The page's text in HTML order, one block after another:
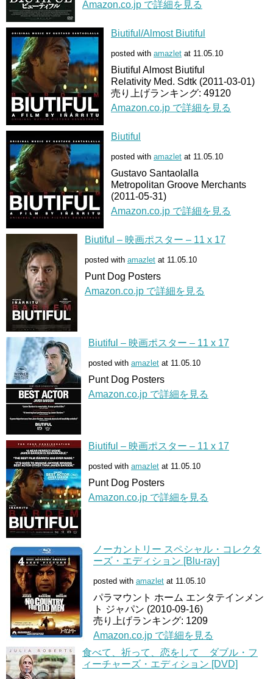
Amazon.co.jp で詳細を見る
Biutiful/Almost Biutiful
posted with amazlet at 11.05.10
Biutiful Almost Biutiful
Relativity Med. Sdtk (2011-03-01)
売り上げランキング: 49120
Amazon.co.jp で詳細を見る
Biutiful
posted with amazlet at 11.05.10
Gustavo Santaolalla
Metropolitan Groove Merchants
(2011-05-31)
Amazon.co.jp で詳細を見る
Biutiful – 映画ポスター – 11 x 17
posted with amazlet at 11.05.10
Punt Dog Posters
Amazon.co.jp で詳細を見る
Biutiful – 映画ポスター – 11 x 17
posted with amazlet at 11.05.10
Punt Dog Posters
Amazon.co.jp で詳細を見る
Biutiful – 映画ポスター – 11 x 17
posted with amazlet at 11.05.10
Punt Dog Posters
Amazon.co.jp で詳細を見る
ノーカントリー スペシャル・コレクタ
ーズ・エディション [Blu-ray]
posted with amazlet at 11.05.10
パラマウント ホーム エンタテインメン
ト ジャパン (2010-09-16)
売り上げランキング: 1209
Amazon.co.jp で詳細を見る
食べて、祈って、恋をして ダブル・フ
ィーチャーズ・エディション [DVD]